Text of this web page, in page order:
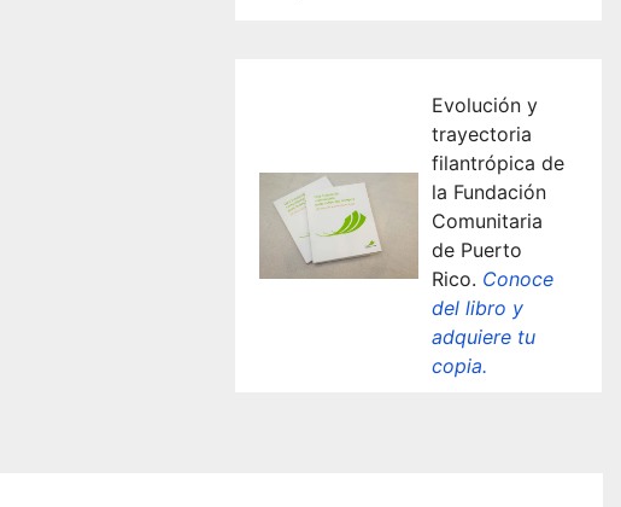
Evolución y
trayectoria
filantrópica de
la Fundación
Comunitaria
de Puerto
Rico. Conoce
del libro y
adquiere tu
copia.